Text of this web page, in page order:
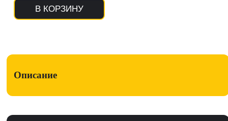
В КОРЗИНУ
Описание